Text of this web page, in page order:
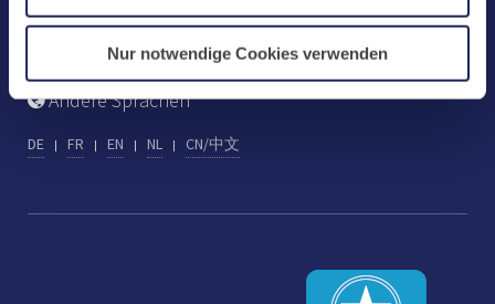
Nur notwendige Cookies verwenden
Fax: +49 (0) 2652 59-282
gastfluegel@maria-laach.de
Andere Sprachen
DE FR EN NL CN/中文